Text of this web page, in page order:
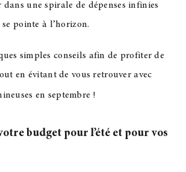
dans une spirale de dépenses infinies
pointe à l’horizon.
simples conseils afin de profiter de
en évitant de vous retrouver avec
en septembre !
budget pour l’été et pour vos